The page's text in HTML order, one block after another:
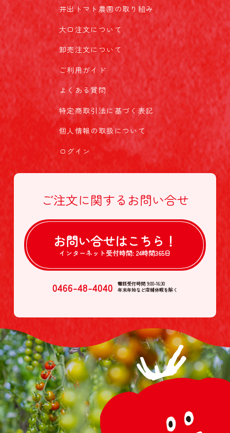
井出トマト農園の取り組み
大口注文について
卸売注文について
ご利用ガイド
よくある質問
特定商取引法に基づく表記
個人情報の取扱について
ログイン
ご注文に関する お問い合せ
お問い合せはこちら！
インターネット受付時間: 24時間365日
0466-48-4040
電話受付時間 9:00-16:30
年末年始など店舗休暇を除く